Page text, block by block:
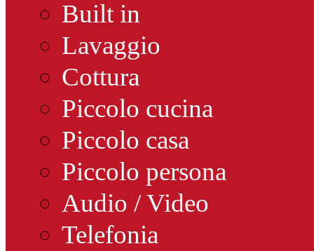
Built in
Lavaggio
Cottura
Piccolo cucina
Piccolo casa
Piccolo persona
Audio / Video
Telefonia